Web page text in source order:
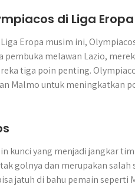
di Liga Eropa
Eropa musim ini,
melawan Lazio,
tiga poin penting.
Malmo untuk meningkatkan
kunci yang menjadi jangkar
golnya dan merupakan
jatuh di bahu pemain seperti